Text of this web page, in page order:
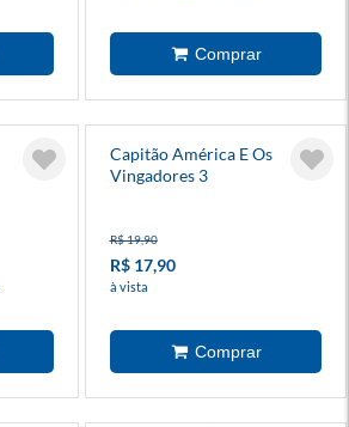
Capitão América E Os
Vingadores 3
R$ 19,90
R$ 17,90
à vista